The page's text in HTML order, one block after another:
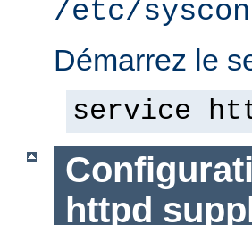
/etc/
Démarrez le
service
httpd